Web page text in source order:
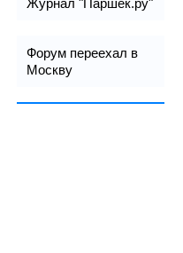
Журнал "Паршек.ру"
Форум переехал в
Москву